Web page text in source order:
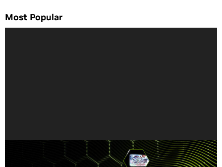
Most Popular
業界最高水準：GeForce NOW で、1 台のノート PC
で学習と PC ゲームのストリーミングを両立